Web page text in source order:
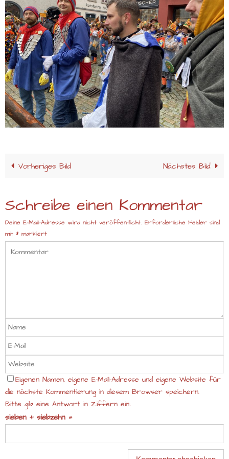
Vorheriges Bild Nächstes Bild
Schreibe einen Kommentar
Deine E-Mail-Adresse wird nicht veröffentlicht. Erforderliche Felder sind
mit * markiert
Eigenen Namen, eigene E-Mail-Adresse und eigene Website für
die nächste Kommentierung in diesem Browser speichern.
Bitte gib eine Antwort in Ziffern ein:
sieben + siebzehn =